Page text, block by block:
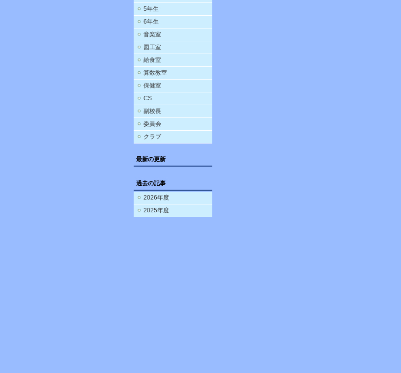
5年生
6年生
音楽室
図工室
給食室
算数教室
保健室
CS
副校長
委員会
クラブ
最新の更新
過去の記事
2026年度
2025年度